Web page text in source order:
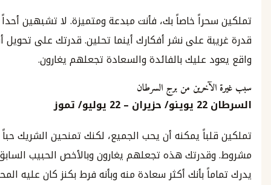
خاصاً بك، فأنت مبدعة ومتميزة. لا تشبهين أحداً وتملكين
على نشر أفكارك أينما تحلين. قدرتك على تحويل أفكارك الى
عليك بالفائدة والسعادة تجعلهم يغارون.
من برج السرطان
يوينو/حزيران–
22يوليو/تموز
يمكنه أن يحب الجميع، لكنك تمنحين الشريك حباً غير
هذه تجعلهم يغارون وبالأخص الحبيب السابق الذي
بأنك أكثر سعادة منه وبأنه فرط بكنز كان عليه المحافظة